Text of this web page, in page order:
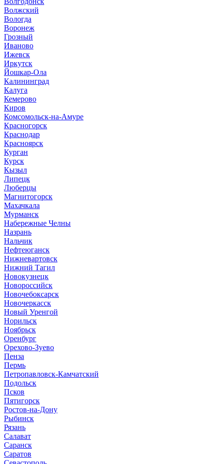
Волжский
Вологда
Воронеж
Грозный
Иваново
Ижевск
Иркутск
Йошкар-Ола
Калининград
Калуга
Кемерово
Киров
Комсомольск-на-Амуре
Красногорск
Краснодар
Красноярск
Курган
Курск
Кызыл
Липецк
Люберцы
Магнитогорск
Махачкала
Мурманск
Набережные Челны
Назрань
Нальчик
Нефтеюганск
Нижневартовск
Нижний Тагил
Новокузнецк
Новороссийск
Новочебоксарск
Новочеркасск
Новый Уренгой
Норильск
Ноябрьск
Оренбург
Орехово-Зуево
Пенза
Пермь
Петропавловск-Камчатский
Подольск
Псков
Пятигорск
Ростов-на-Дону
Рыбинск
Рязань
Салават
Саранск
Саратов